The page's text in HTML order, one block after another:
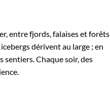
entre fjords, falaises et forêts
dérivent au large ; en
sentiers. Chaque soir, des